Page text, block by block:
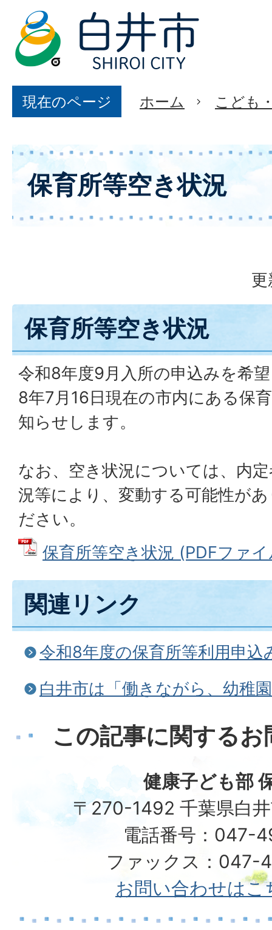
現在のページ ホーム こども
保育所等空き状況
保育所等空き状況
令和8年度9月入所の申込みを希
8年7月16日現在の市内にある保
知らせします。
なお、空き状況については、内
況等により、変動する可能性が
ださい。
保育所等空き状況 (PDFファ
関連リンク
令和8年度の保育所等利用申込
白井市は「働きながら、幼稚
この記事に関する
健康子ども部
〒270-1492 千葉県白
電話番号：047-
ファックス：047-
お問い合わせはこ